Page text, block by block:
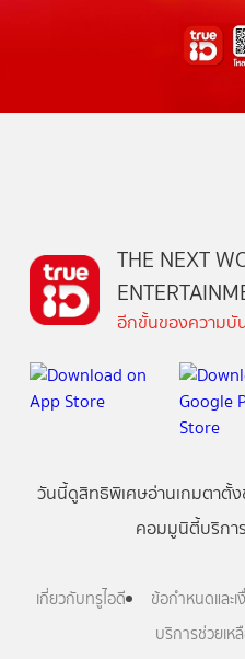
THE NEXT
อีกขั้นของความบั
วันนี้ดูสิทธิพิเศษอ่านเกมตาตั้ง
คอมมูนิตี้บริกา
เกี่ยวกับทรูไอดี ข้อกำหนดและเ
บริการช่วยเห